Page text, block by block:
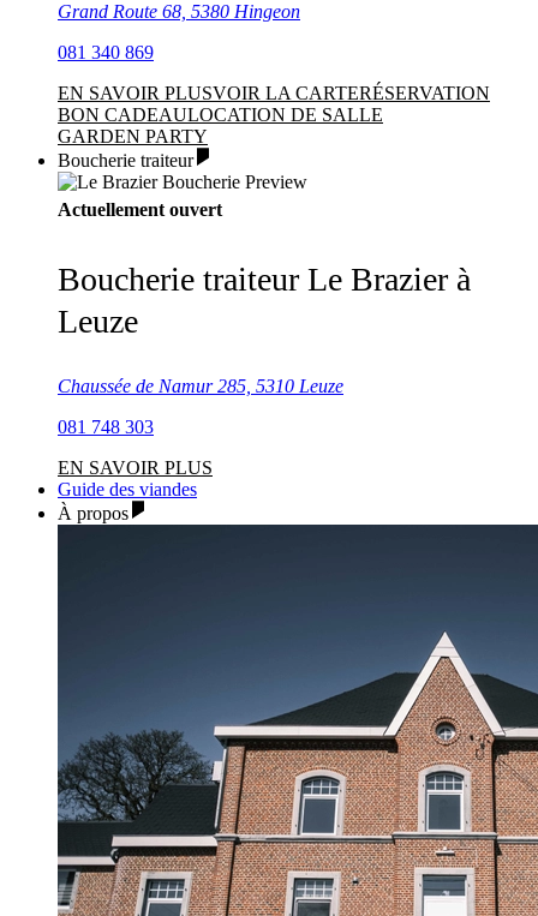
Grand Route 68, 5380 Hingeon
081 340 869
EN SAVOIR PLUSVOIR LA CARTERÉSERVATION
BON CADEAULOCATION DE SALLE
GARDEN PARTY
Boucherie traiteur
Actuellement ouvert
Boucherie traiteur Le Brazier à
Leuze
Chaussée de Namur 285, 5310 Leuze
081 748 303
EN SAVOIR PLUS
Guide des viandes
À propos